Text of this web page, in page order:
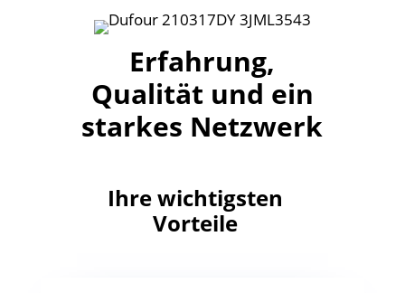
Erfahrung,
Qualität und ein
starkes Netzwerk
Ihre wichtigsten
Vorteile